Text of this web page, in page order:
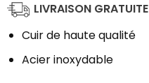
LIVRAISON GRATUITE
Cuir de haute qualité
Acier inoxydable